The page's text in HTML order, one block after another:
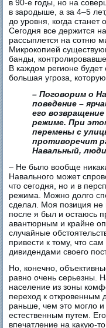
в 90-е годы, но на
в зародыше, а за 4–5
до уровня, когда станет
Сегодня все держится
рассыплется на сотню
Микрокопией
банды,
В каждом регионе
большая угроза,
– Поговорим о
поведение –
его
режиме. При
перемены с
противоречит
Навальный,
– Не было вообще
Навального может
что сегодня, но и в
режима. Можно долго
сделал. Моя позиция не
после я был и остаюсь
авантюрным и крайне
случайные
привести к тому, что
дивидендами своего
Но, конечно,
равно очень серьезны.
население из зоны
переход к откровенным
раньше, чем это могло
естественным путем.
впечатление на какую-